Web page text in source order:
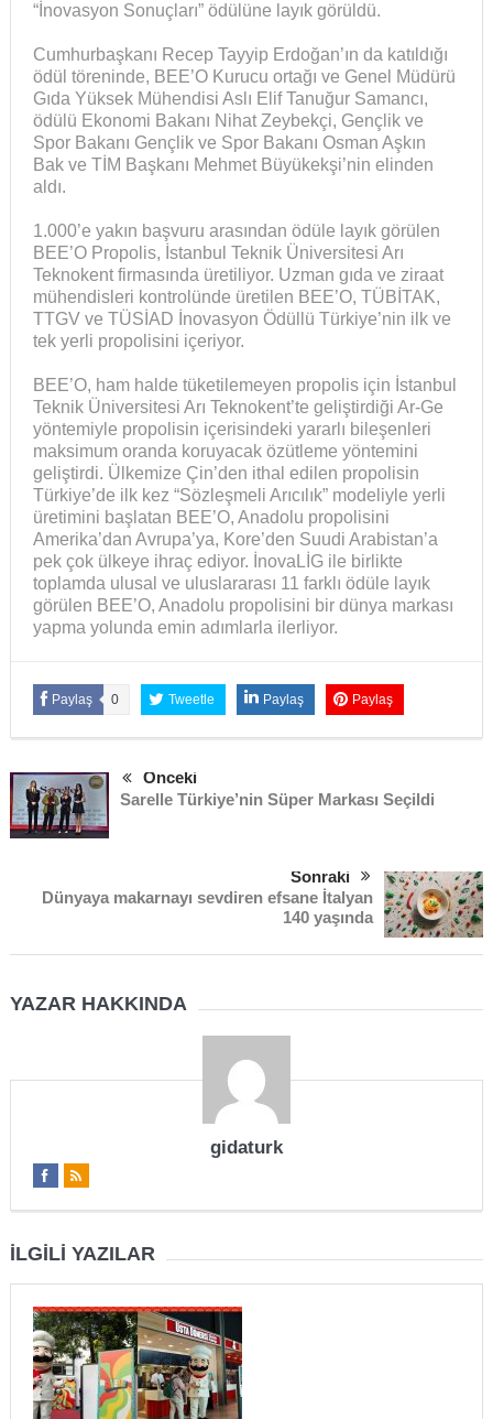
“İnovasyon Sonuçları” ödülüne layık görüldü.
Cumhurbaşkanı Recep Tayyip Erdoğan’ın da katıldığı
ödül töreninde, BEE’O Kurucu ortağı ve Genel Müdürü
Gıda Yüksek Mühendisi Aslı Elif Tanuğur Samancı,
ödülü Ekonomi Bakanı Nihat Zeybekçi, Gençlik ve
Spor Bakanı Gençlik ve Spor Bakanı Osman Aşkın
Bak ve TİM Başkanı Mehmet Büyükekşi’nin elinden
aldı.
1.000’e yakın başvuru arasından ödüle layık görülen
BEE’O Propolis, İstanbul Teknik Üniversitesi Arı
Teknokent firmasında üretiliyor. Uzman gıda ve ziraat
mühendisleri kontrolünde üretilen BEE’O, TÜBİTAK,
TTGV ve TÜSİAD İnovasyon Ödüllü Türkiye’nin ilk ve
tek yerli propolisini içeriyor.
BEE’O, ham halde tüketilemeyen propolis için İstanbul
Teknik Üniversitesi Arı Teknokent’te geliştirdiği Ar-Ge
yöntemiyle propolisin içerisindeki yararlı bileşenleri
maksimum oranda koruyacak özütleme yöntemini
geliştirdi. Ülkemize Çin’den ithal edilen propolisin
Türkiye’de ilk kez “Sözleşmeli Arıcılık” modeliyle yerli
üretimini başlatan BEE’O, Anadolu propolisini
Amerika’dan Avrupa’ya, Kore’den Suudi Arabistan’a
pek çok ülkeye ihraç ediyor. İnovaLİG ile birlikte
toplamda ulusal ve uluslararası 11 farklı ödüle layık
görülen BEE’O, Anadolu propolisini bir dünya markası
yapma yolunda emin adımlarla ilerliyor.
Paylaş 0 Tweetle Paylaş Paylaş
Önceki
Sarelle Türkiye’nin Süper Markası Seçildi
Sonraki
Dünyaya makarnayı sevdiren efsane İtalyan
140 yaşında
YAZAR HAKKINDA
gidaturk
İLGILI YAZILAR